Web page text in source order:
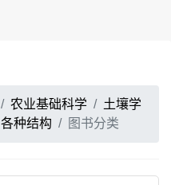
农业基础科学
土壤学
各种结构 图书分类